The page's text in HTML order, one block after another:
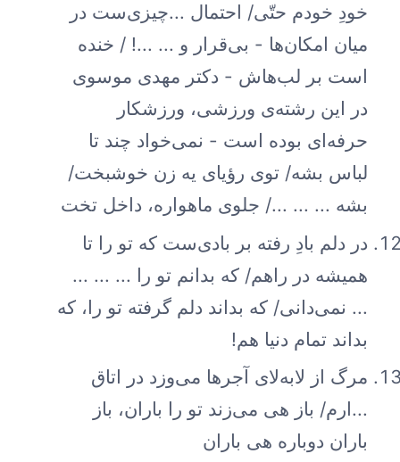
خودِ خودم حتّی/ احتمال ...چیزی‌ست در
میان امکان‌ها - بی‌قرار و ... ...! / خنده
است بر لب‌هاش - دکتر مهدی موسوی
در این رشته‌ی ورزشی، ورزشکار
حرفه‌ای بوده است - نمی‌خواد چند تا
لباس بشه/ توی رؤیای یه زن خوشبخت/
بشه ... ... .../ جلوی ماهواره، داخل تخت
در دلم بادِ رفته بر بادی‌ست که تو را تا
همیشه در راهم/ که بدانم تو را ... ... ...
... نمی‌دانی/ که بداند دلم گرفته تو را، که
بداند تمام دنیا هم!
مرگ از لابه‌لای آجرها می‌وزد در اتاق
...ارم/ باز هی می‌زند تو را باران، باز
باران دوباره هی باران